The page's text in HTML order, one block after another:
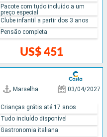
US$ 451
Pacote com tudo incluído a um
preço especial
Clube infantil a partir dos 3 anos
Pensão completa
Marselha 03/04/2027
Crianças grátis até 17 anos
Tudo incluído disponível
Gastronomia italiana